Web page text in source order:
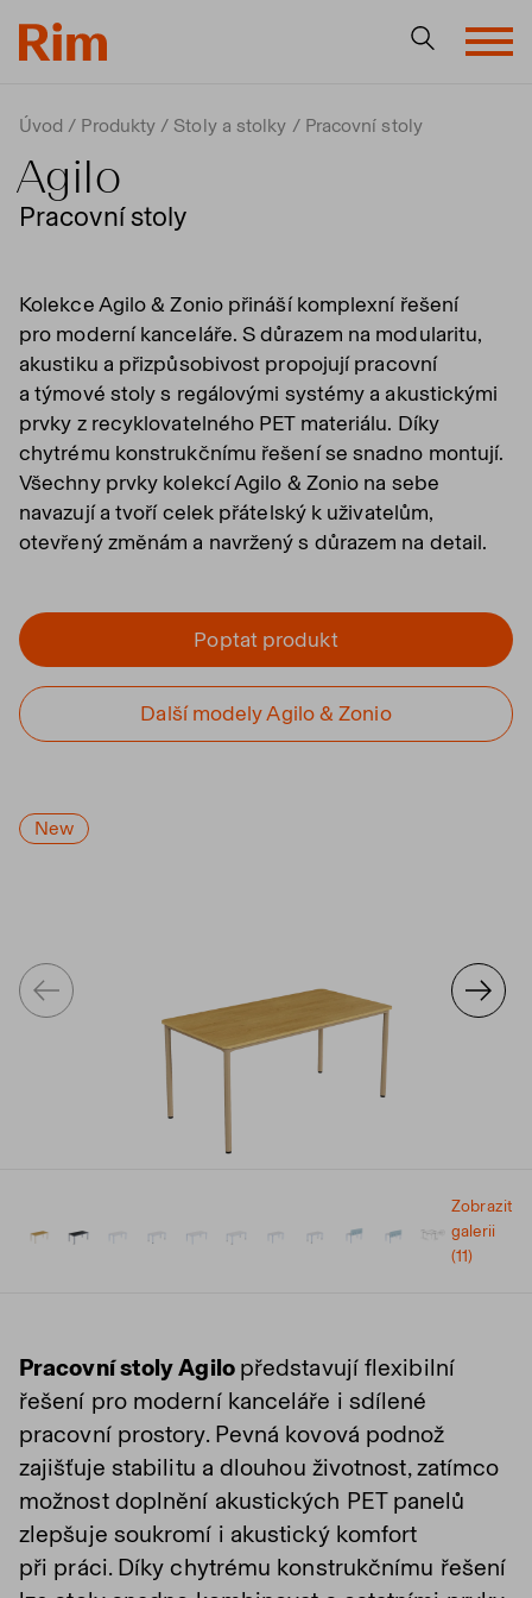
New
Úvod Produkty Stoly a stolky Pracovní stoly
Agilo
Pracovní stoly
Kolekce Agilo & Zonio přináší komplexní řešení
pro moderní kanceláře. S důrazem na modularitu,
akustiku a přizpůsobivost propojují pracovní
a týmové stoly s regálovými systémy a akustickými
prvky z recyklovatelného PET materiálu. Díky
chytrému konstrukčnímu řešení se snadno montují.
Všechny prvky kolekcí Agilo & Zonio na sebe
navazují a tvoří celek přátelský k uživatelům,
otevřený změnám a navržený s důrazem na detail.
Poptat produkt
Další modely Agilo & Zonio
Zobrazit
galerii
(11)
Pracovní stoly Agilo představují flexibilní
řešení pro moderní kanceláře i sdílené
pracovní prostory. Pevná kovová podnož
zajišťuje stabilitu a dlouhou životnost, zatímco
možnost doplnění akustických PET panelů
zlepšuje soukromí i akustický komfort
při práci. Díky chytrému konstrukčnímu řešení